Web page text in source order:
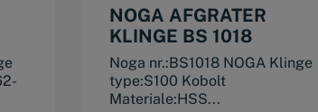
NOGA AFGRATER
KLINGE BS 1018
Noga nr.:BS1018 NOGA Klinge
type:S100 Kobolt
Materiale:HSS...